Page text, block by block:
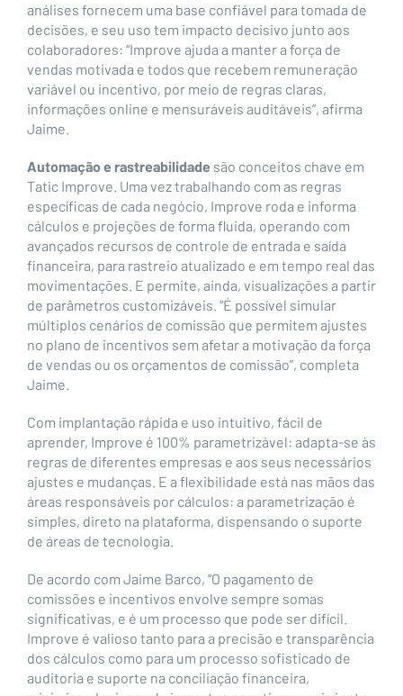
análises fornecem uma base confiável para tomada de
decisões, e seu uso tem impacto decisivo junto aos
colaboradores: “Improve ajuda a manter a força de
vendas motivada e todos que recebem remuneração
variável ou incentivo, por meio de regras claras,
informações online e mensuráveis auditáveis”, afirma
Jaime.
Automação e rastreabilidade são conceitos chave em
Tatic Improve. Uma vez trabalhando com as regras
específicas de cada negócio, Improve roda e informa
cálculos e projeções de forma fluida, operando com
avançados recursos de controle de entrada e saída
financeira, para rastreio atualizado e em tempo real das
movimentações. E permite, ainda, visualizações a partir
de parâmetros customizáveis. “É possível simular
múltiplos cenários de comissão que permitem ajustes
no plano de incentivos sem afetar a motivação da força
de vendas ou os orçamentos de comissão”, completa
Jaime.
Com implantação rápida e uso intuitivo, fácil de
aprender, Improve é 100% parametrizável: adapta-se às
regras de diferentes empresas e aos seus necessários
ajustes e mudanças. E a flexibilidade está nas mãos das
áreas responsáveis por cálculos: a parametrização é
simples, direto na plataforma, dispensando o suporte
de áreas de tecnologia.
De acordo com Jaime Barco, “O pagamento de
comissões e incentivos envolve sempre somas
significativas, e é um processo que pode ser difícil.
Improve é valioso tanto para a precisão e transparência
dos cálculos como para um processo sofisticado de
auditoria e suporte na conciliação financeira,